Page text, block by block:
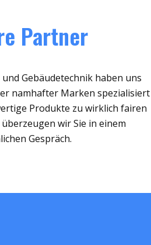
Partner
Gebäudetechnik haben uns
namhafter Marken spezialisiert
Produkte zu wirklich fairen
wir Sie in einem
Gespräch.